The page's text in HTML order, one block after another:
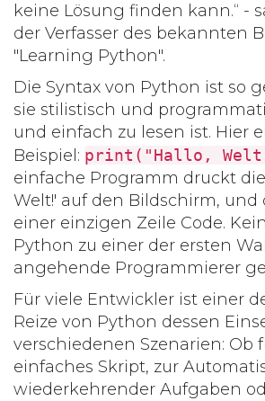
keine Lösung finden kann.“ -
der Verfasser des bekannten
"Learning Python".
Die Syntax von Python ist so
sie stilistisch und
und einfach zu lesen ist. Hier
Beispiel: print("Hallo,
einfache Programm druckt
Welt!' auf den Bildschirm, und
einer einzigen Zeile Code.
Python zu einer der ersten
angehende Programmierer
Für viele Entwickler ist einer
Reize von Python dessen
verschiedenen Szenarien: Ob
einfaches Skript, zur
wiederkehrender Aufgaben